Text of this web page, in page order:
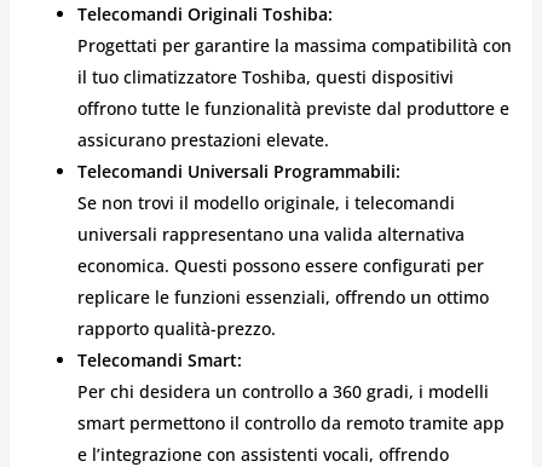
Telecomandi Originali Toshiba:
Progettati per garantire la massima compatibilità con
il tuo climatizzatore Toshiba, questi dispositivi
offrono tutte le funzionalità previste dal produttore e
assicurano prestazioni elevate.
Telecomandi Universali Programmabili:
Se non trovi il modello originale, i telecomandi
universali rappresentano una valida alternativa
economica. Questi possono essere configurati per
replicare le funzioni essenziali, offrendo un ottimo
rapporto qualità-prezzo.
Telecomandi Smart:
Per chi desidera un controllo a 360 gradi, i modelli
smart permettono il controllo da remoto tramite app
e l’integrazione con assistenti vocali, offrendo